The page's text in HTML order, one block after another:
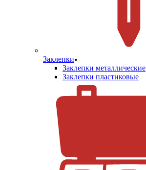
Заклепки
Заклепки металлические
Заклепки пластиковые